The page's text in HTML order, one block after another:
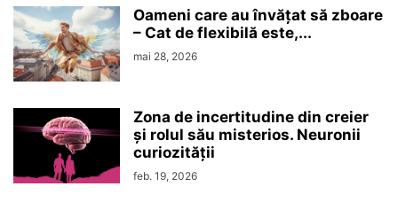
Oameni care au învățat să zboare
– Cat de flexibilă este,...
mai 28, 2026
Zona de incertitudine din creier
şi rolul său misterios. Neuronii
curiozităţii
feb. 19, 2026